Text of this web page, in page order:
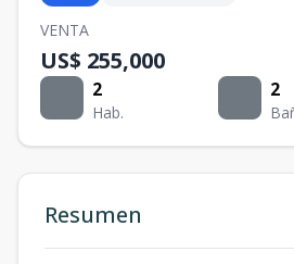
VENTA
US$ 255,000
2
Hab.
2
Resumen